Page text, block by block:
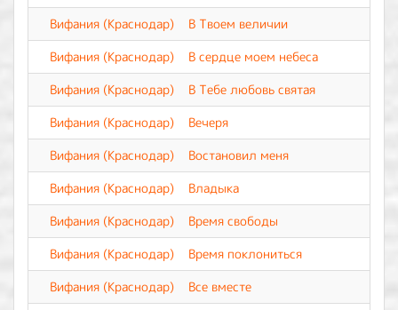
Вифания (Краснодар)
В Твоем величии
Вифания (Краснодар)
В сердце моем небеса
Вифания (Краснодар)
В Тебе любовь святая
Вифания (Краснодар)
Вечеря
Вифания (Краснодар)
Востановил меня
Вифания (Краснодар)
Владыка
Вифания (Краснодар)
Время свободы
Вифания (Краснодар)
Время поклониться
Вифания (Краснодар)
Все вместе